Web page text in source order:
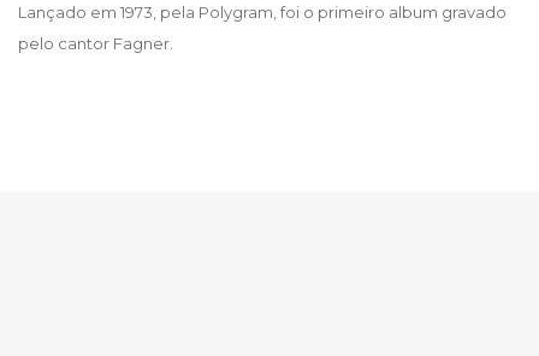
Lançado em 1973, pela Polygram, foi o primeiro album gravado
pelo cantor Fagner.